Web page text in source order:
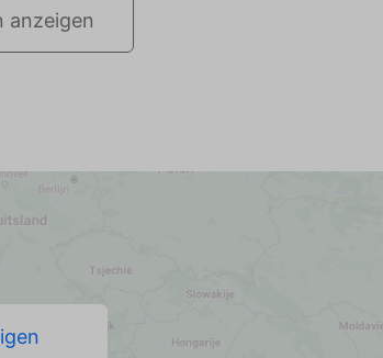
anzeigen